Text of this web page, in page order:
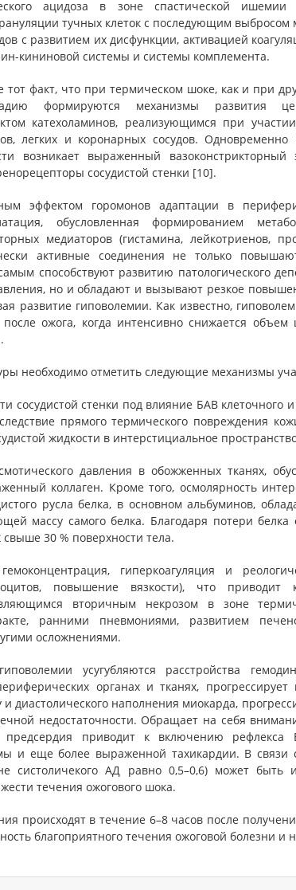
ацидоза в зоне спастической
тучных клеток с последующим
с развитием их дисфункции, активацией
кининовой системы и системы комплемента.
факт, что при термическом шоке, как и при
формируются механизмы развития
катехоламинов, реализующимся при
легких и коронарных сосудов.
возникает выраженный вазоконстрикторный
сосудистой стенки [10].
эффектом горомонов адаптации в
обусловленная формированием
медиаторов (гистамина, лейкотриенов,
активные соединения не только
способствуют развитию патологического
но и обладают и вызывают резкое
развитие гиповолемии. Как известно,
после ожога, когда интенсивно снижается
необходимо отметить следующие механизмы
сосудистой стенки под влияние БАВ клеточного
прямого термического повреждения
жидкости в интерстициальное
давления в обожженных тканях,
коллаген. Кроме того, осмолярность
русла белка, в основном альбуминов,
массу самого белка. Благодаря потери
30 % поверхности тела.
гиперкоагуляция и
повышение вязкости), что
вторичным некрозом в зоне
ранними пневмониями, развитием
осложнениями.
усугубляются расстройства
органах и тканях, прогрессирует
и диастолического наполнения миокарда,
недостаточности. Обращает на себя
предсердия приводит к включению рефлекса
и еще более выраженной тахикардии. В связи
систоличекого АД равно 0,5–0,6) может быть
течения ожогового шока.
происходят в течение 6–8 часов после
благоприятного течения ожоговой болезни и